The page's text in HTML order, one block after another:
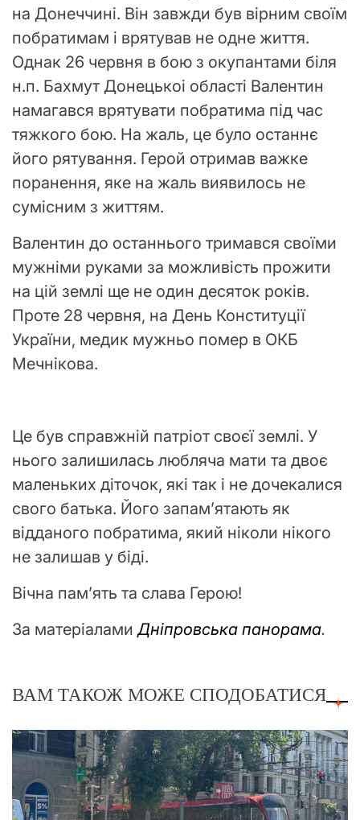
на Донеччині. Він завжди був вірним своїм
побратимам і врятував не одне життя.
Однак 26 червня в бою з окупантами біля
н.п. Бахмут Донецькоі області Валентин
намагався врятувати побратима під час
тяжкого бою. На жаль, це було останнє
його рятування. Герой отримав важке
поранення, яке на жаль виявилось не
сумісним з життям.
Валентин до останнього тримався своїми
мужніми руками за можливість прожити
на цій землі ще не один десяток років.
Проте 28 червня, на День Конституції
України, медик мужньо помер в ОКБ
Мечнікова.
Це був справжній патріот своєї землі. У
нього залишилась любляча мати та двоє
маленьких діточок, які так і не дочекалися
свого батька. Його запам’ятають як
відданого побратима, який ніколи нікого
не залишав у біді.
Вічна пам’ять та слава Герою!
За матеріалами Дніпровська панорама.
ВАМ ТАКОЖ МОЖЕ СПОДОБАТИСЯ